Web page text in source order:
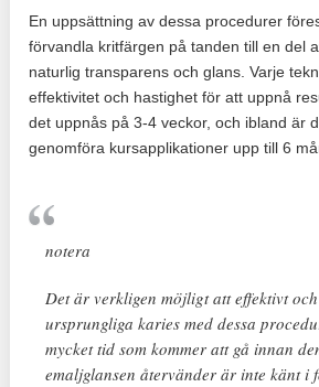
En uppsättning av dessa procedurer
förvandla kritfärgen på tanden till en del
naturlig transparens och glans. Varje
effektivitet och hastighet för att uppnå
det uppnås på 3-4 veckor, och ibland är
genomföra kursapplikationer upp till 6
notera
Det är verkligen möjligt att effektivt
ursprungliga karies med dessa
mycket tid som kommer att gå innan
emaljglansen återvänder är inte känt i